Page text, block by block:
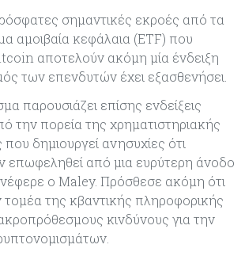
σημαντικές εκροές από τα
αμοιβαία κεφάλαια (ETF) που
αποτελούν ακόμη μία ένδειξη
των επενδυτών έχει εξασθενήσει.
παρουσιάζει επίσης ενδείξεις
την πορεία της χρηματιστηριακής
δημιουργεί ανησυχίες ότι
επωφεληθεί από μια ευρύτερη άνοδο
ο Maley. Πρόσθεσε ακόμη ότι
τομέα της κβαντικής πληροφορικής
κινδύνους για την